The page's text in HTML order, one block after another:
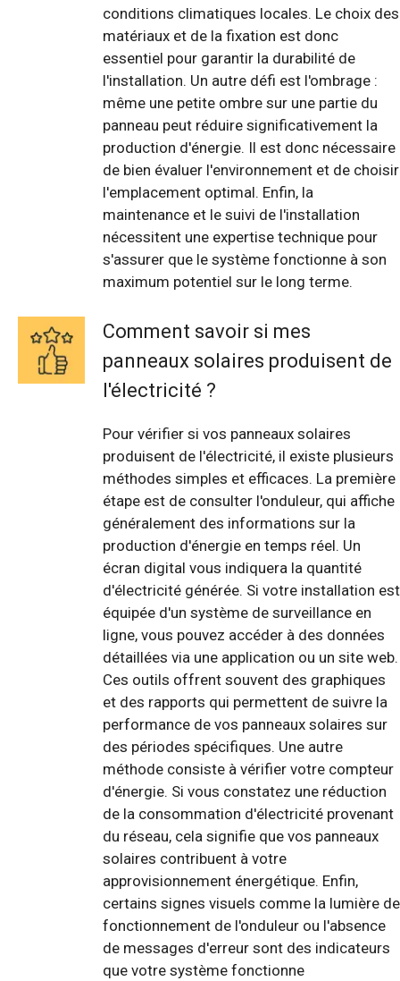
conditions climatiques locales. Le choix des
matériaux et de la fixation est donc
essentiel pour garantir la durabilité de
l'installation. Un autre défi est l'ombrage :
même une petite ombre sur une partie du
panneau peut réduire significativement la
production d'énergie. Il est donc nécessaire
de bien évaluer l'environnement et de choisir
l'emplacement optimal. Enfin, la
maintenance et le suivi de l'installation
nécessitent une expertise technique pour
s'assurer que le système fonctionne à son
maximum potentiel sur le long terme.
Comment savoir si mes
panneaux solaires produisent de
l'électricité ?
Pour vérifier si vos panneaux solaires
produisent de l'électricité, il existe plusieurs
méthodes simples et efficaces. La première
étape est de consulter l'onduleur, qui affiche
généralement des informations sur la
production d'énergie en temps réel. Un
écran digital vous indiquera la quantité
d'électricité générée. Si votre installation est
équipée d'un système de surveillance en
ligne, vous pouvez accéder à des données
détaillées via une application ou un site web.
Ces outils offrent souvent des graphiques
et des rapports qui permettent de suivre la
performance de vos panneaux solaires sur
des périodes spécifiques. Une autre
méthode consiste à vérifier votre compteur
d'énergie. Si vous constatez une réduction
de la consommation d'électricité provenant
du réseau, cela signifie que vos panneaux
solaires contribuent à votre
approvisionnement énergétique. Enfin,
certains signes visuels comme la lumière de
fonctionnement de l'onduleur ou l'absence
de messages d'erreur sont des indicateurs
que votre système fonctionne